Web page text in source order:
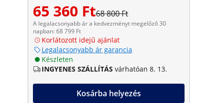
65 360 Ft68 800 Ft
A legalacsonyabb ár a kedvezményt megelőző 30
napban: 68 799 Ft
Korlátozott idejű ajánlat
Legalacsonyabb ár garancia
Készleten
INGYENES SZÁLLÍTÁS várhatóan 8. 13.
Kosárba helyezés